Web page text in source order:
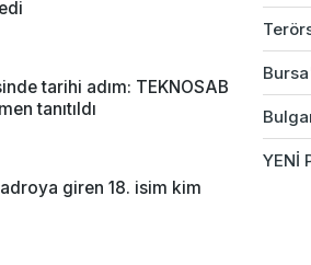
tarihi adım: TEKNOSAB
tanıtıldı
giren 18. isim kim
YENİ